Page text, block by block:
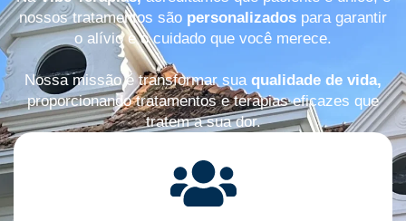
nossos tratamentos são personalizados para garantir
o alívio e o cuidado que você merece.
Nossa missão é transformar sua qualidade de vida,
proporcionando tratamentos e terapias eficazes que
tratem a sua dor.